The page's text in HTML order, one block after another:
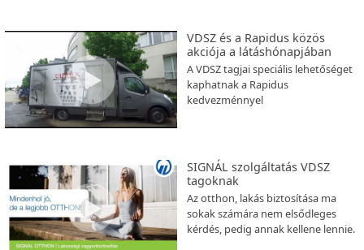
VDSZ és a Rapidus közös
akciója a látáshónapjában
A VDSZ tagjai speciális lehetőséget
kaphatnak a Rapidus
kedvezménnyel
SIGNÁL szolgáltatás VDSZ
tagoknak
Az otthon, lakás biztosítása ma
sokak számára nem elsődleges
kérdés, pedig annak kellene lennie.